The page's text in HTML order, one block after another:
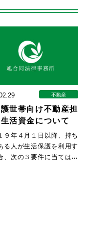
不動産
世帯向け不動産担
活資金について
９年４月１日以降、持ち
る人が生活保護を利用す
、次の３要件に当てはま